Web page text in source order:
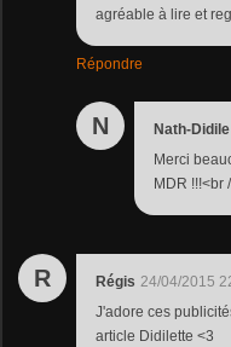
agréable à lire et
Répondre
N Nath-Didile
Merci
MDR
R Régis 24/04/2015
J'adore ces
article Didilette <3